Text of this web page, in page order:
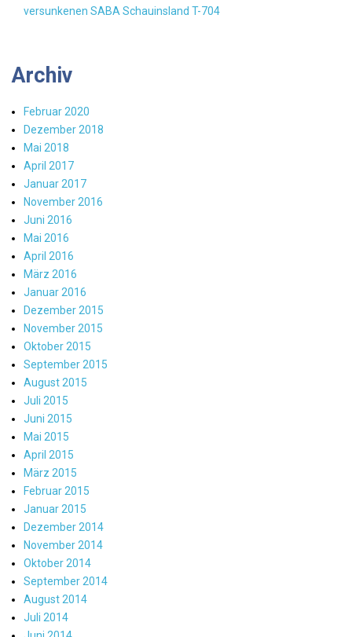
versunkenen SABA Schauinsland T-704
Archiv
Februar 2020
Dezember 2018
Mai 2018
April 2017
Januar 2017
November 2016
Juni 2016
Mai 2016
April 2016
März 2016
Januar 2016
Dezember 2015
November 2015
Oktober 2015
September 2015
August 2015
Juli 2015
Juni 2015
Mai 2015
April 2015
März 2015
Februar 2015
Januar 2015
Dezember 2014
November 2014
Oktober 2014
September 2014
August 2014
Juli 2014